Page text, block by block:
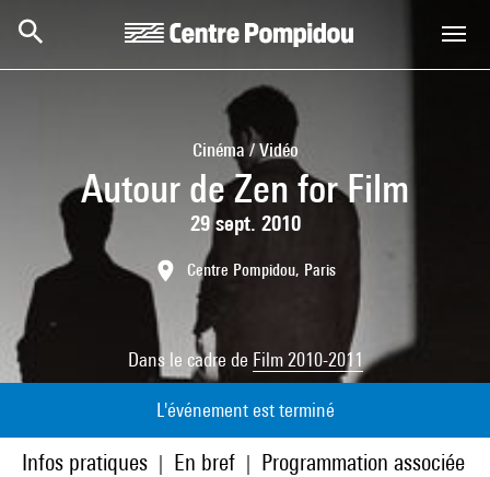
Cinéma / Vidéo
Autour de Zen for Film
29 sept. 2010
Centre Pompidou, Paris
Dans le cadre de Film 2010-2011
L'événement est terminé
Infos pratiques En bref Programmation associée